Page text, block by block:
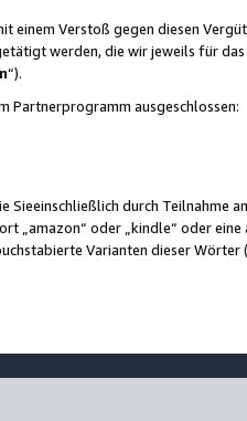
einem Verstoß gegen diesen
werden, die wir jeweils für
“).
Partnerprogramm ausgeschlossen:
durch Teilnahme
„amazon“ oder „kindle“ oder
Varianten dieser Wörter